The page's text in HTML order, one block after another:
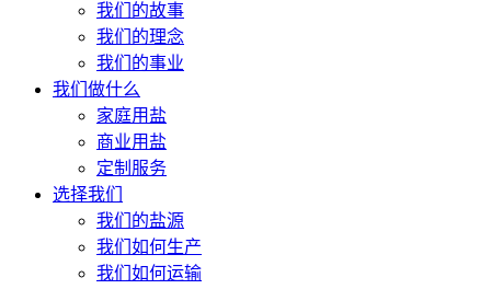
我们的故事
我们的理念
我们的事业
我们做什么
家庭用盐
商业用盐
定制服务
选择我们
我们的盐源
我们如何生产
我们如何运输